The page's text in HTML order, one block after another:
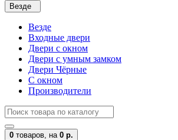
Везде
Везде
Входные двери
Двери с окном
Двери с умным замком
Двери Чёрные
C окном
Производители
0 товаров, на 0 р.